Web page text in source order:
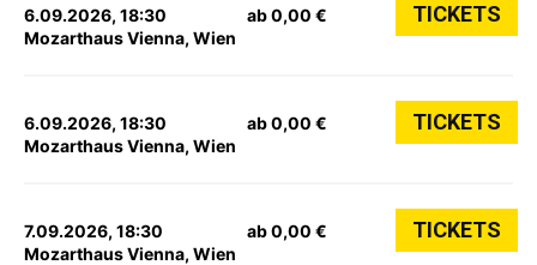
6.09.2026, 18:30
Mozarthaus Vienna, Wien
ab 0,00 € TICKETS
6.09.2026, 18:30
Mozarthaus Vienna, Wien
ab 0,00 € TICKETS
7.09.2026, 18:30
Mozarthaus Vienna, Wien
ab 0,00 € TICKETS